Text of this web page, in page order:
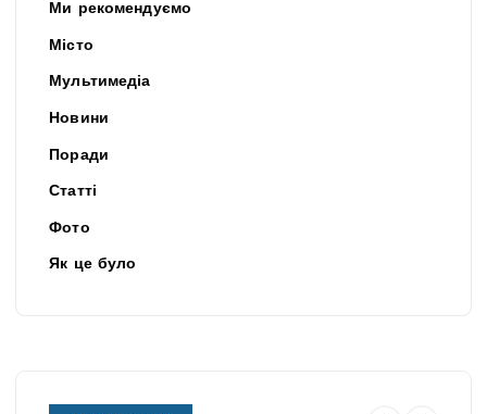
Ми рекомендуємо
Місто
Мультимедіа
Новини
Поради
Статті
Фото
Як це було